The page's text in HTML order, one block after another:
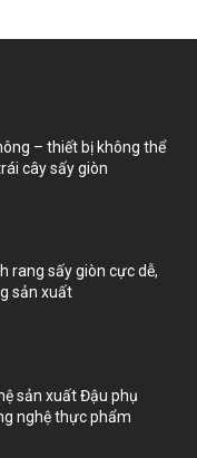
– thiết bị không thể
cây sấy giòn
rang sấy giòn cực dễ,
sản xuất
sản xuất Đậu phụ
nghệ thực phẩm